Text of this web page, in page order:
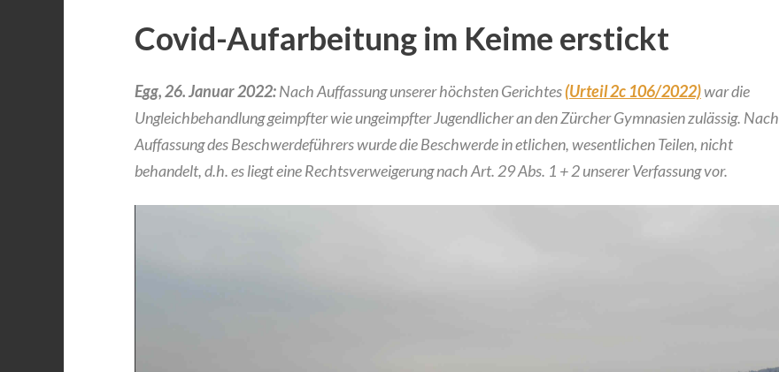
Covid-Aufarbeitung im Keime erstickt
Egg, 26. Januar 2022:Nach Auffassung unserer höchsten Gerichtes(Urteil 2c 106/2022)war die
Ungleichbehandlung geimpfter wie ungeimpfter Jugendlicher an den Zürcher Gymnasien zulässig. Nach
Auffassung des Beschwerdeführers wurde die Beschwerde in etlichen, wesentlichen Teilen, nicht
behandelt, d.h. es liegt eine Rechtsverweigerung nach Art. 29 Abs. 1 + 2 unserer Verfassung vor.